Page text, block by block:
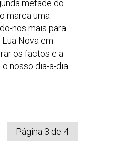
metade do
marca uma
nos mais para
Nova em
os factos e a
nosso dia-a-dia.
Página 3 de 4